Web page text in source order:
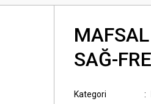
SAĞ-
Kategori